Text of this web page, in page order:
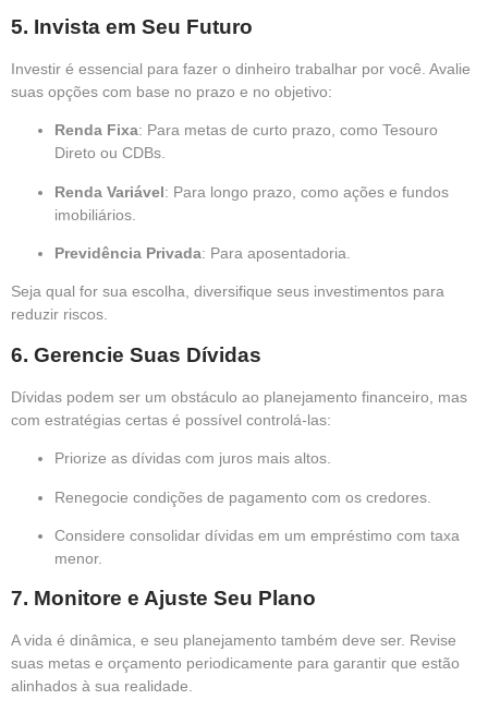
5. Invista em Seu Futuro
Investir é essencial para fazer o dinheiro trabalhar por você. Avalie
suas opções com base no prazo e no objetivo:
Renda Fixa: Para metas de curto prazo, como Tesouro
Direto ou CDBs.
Renda Variável: Para longo prazo, como ações e fundos
imobiliários.
Previdência Privada: Para aposentadoria.
Seja qual for sua escolha, diversifique seus investimentos para
reduzir riscos.
6. Gerencie Suas Dívidas
Dívidas podem ser um obstáculo ao planejamento financeiro, mas
com estratégias certas é possível controlá-las:
Priorize as dívidas com juros mais altos.
Renegocie condições de pagamento com os credores.
Considere consolidar dívidas em um empréstimo com taxa
menor.
7. Monitore e Ajuste Seu Plano
A vida é dinâmica, e seu planejamento também deve ser. Revise
suas metas e orçamento periodicamente para garantir que estão
alinhados à sua realidade.